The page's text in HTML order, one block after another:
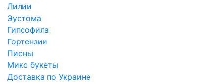
Лилии
Эустома
Гипсофила
Гортензии
Пионы
Микс букеты
Доставка по Украине